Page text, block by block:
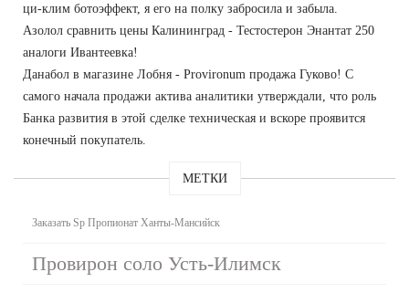
ци-клим ботоэффект, я его на полку забросила и забыла.
Азолол сравнить цены Калининград - Тестостерон Энантат 250
аналоги Ивантеевка!
Данабол в магазине Лобня - Provironum продажа Гуково! С
самого начала продажи актива аналитики утверждали, что роль
Банка развития в этой сделке техническая и вскоре проявится
конечный покупатель.
МЕТКИ
Заказать Sp Пропионат Ханты-Мансийск
Провирон соло Усть-Илимск